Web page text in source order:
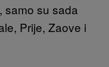
samo su sada
Prije, Zaove i